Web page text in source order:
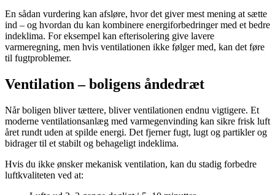
En sådan vurdering kan afsløre, hvor det giver mest mening at sætte
ind – og hvordan du kan kombinere energiforbedringer med et bedre
indeklima. For eksempel kan efterisolering give lavere
varmeregning, men hvis ventilationen ikke følger med, kan det føre
til fugtproblemer.
Ventilation – boligens åndedræt
Når boligen bliver tættere, bliver ventilationen endnu vigtigere. Et
moderne ventilationsanlæg med varmegenvinding kan sikre frisk luft
året rundt uden at spilde energi. Det fjerner fugt, lugt og partikler og
bidrager til et stabilt og behageligt indeklima.
Hvis du ikke ønsker mekanisk ventilation, kan du stadig forbedre
luftkvaliteten ved at: